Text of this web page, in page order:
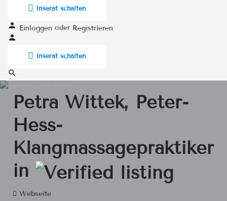
Inserat schalten
Einloggen oder Registrieren
Inserat schalten
Petra Wittek, Peter-
Hess-
Klangmassagepraktiker
in
Webseite